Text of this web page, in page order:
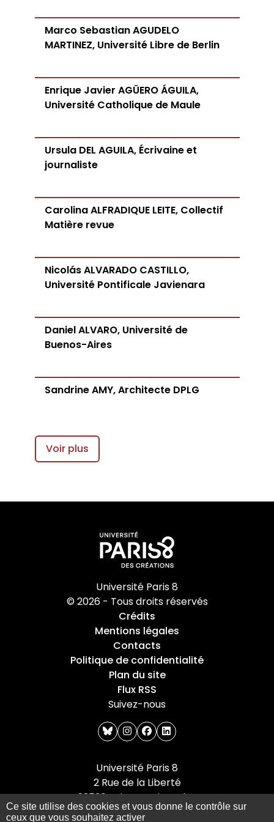
Ce site utilise des cookies et vous donne le contrôle sur
ceux que vous souhaitez activer
Marco Sebastian AGUDELO
MARTINEZ, Université Libre de Berlin
Enrique Javier AGÜERO ÁGUILA,
Université Catholique de Maule
Ursula DEL AGUILA, Écrivaine et
journaliste
Carolina ALFRADIQUE LEITE, Collectif
Matière revue
Nicolás ALVARADO CASTILLO,
Université Pontificale Javienara
Daniel ALVARO, Université de
Buenos-Aires
Sandrine AMY, Architecte DPLG
Voir plus
Université Paris 8
© 2026 - Tous droits réservés
Crédits
Mentions légales
Contacts
Politique de confidentialité
Plan du site
Flux RSS
Suivez-nous
blueskyinstagram
facebook
linkedin
Université Paris 8
2 Rue de la Liberté
93526 Saint-Denis cedex
Tel : +33(0)1 49 40 67 89